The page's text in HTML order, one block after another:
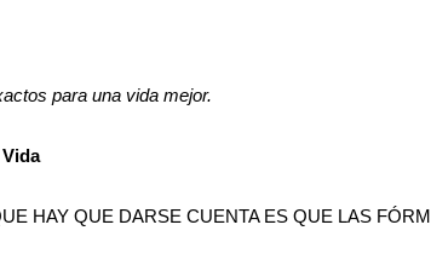
para una vida mejor.
HAY QUE DARSE CUENTA ES QUE LAS